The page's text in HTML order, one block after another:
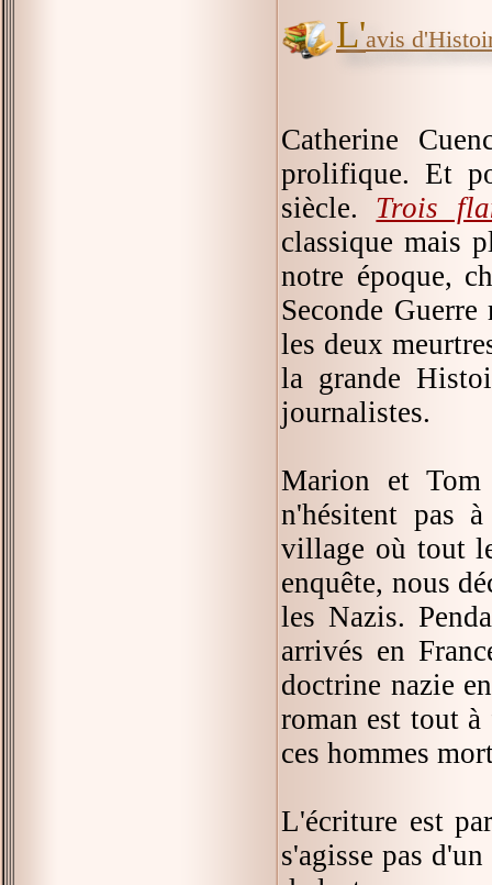
L'avis
Catherine
prolifique. Et
siècle. Trois
classique mais
notre époque,
Seconde
les deux
la grande
journalistes.
Marion et
n'hésitent pas
village où tout
enquête, nous
les Nazis.
arrivés en
doctrine nazie
roman est tout
ces hommes
L'écriture est
s'agisse pas